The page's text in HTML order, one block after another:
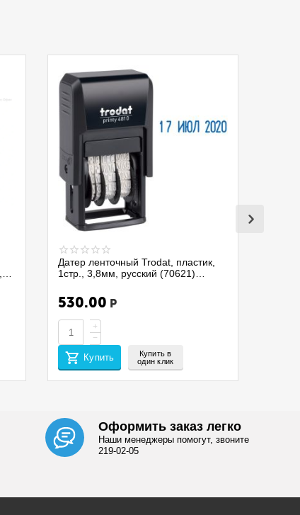
Датер ленточный Trodat, пластик,
1стр., 3,8мм, русский (70621)
530.00 Р
+
−
Купить
Купить в
один клик
Оформить заказ легко
Наши менеджеры помогут, звоните
219-02-05